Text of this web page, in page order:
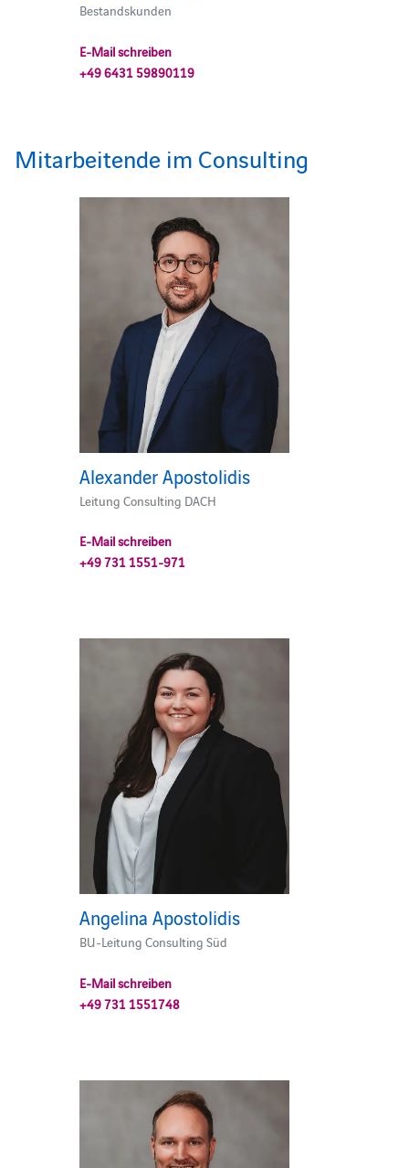
Bestandskunden
E-Mail schreiben
+49 6431 59890119
Mitarbeitende im Consulting
Alexander Apostolidis
Leitung Consulting DACH
E-Mail schreiben
+49 731 1551-971
Angelina Apostolidis
BU-Leitung Consulting Süd
E-Mail schreiben
+49 731 1551748